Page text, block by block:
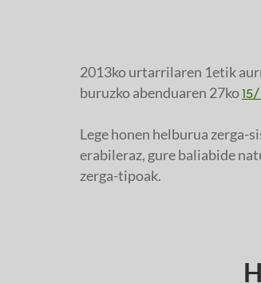
2013ko urtarrilaren 1etik
buruzko abenduaren 27ko
Lege honen helburua zerga-
erabileraz, gure baliabide
zerga-tipoak.